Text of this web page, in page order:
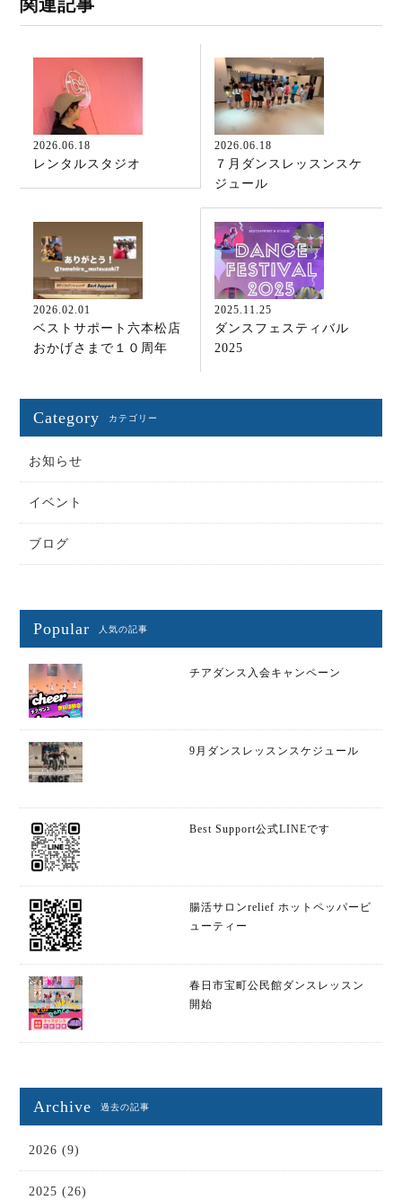
関連記事
2026.06.18
レンタルスタジオ
2026.06.18
７月ダンスレッスンスケ
ジュール
2026.02.01
ベストサポート六本松店
おかげさまで１０周年
2025.11.25
ダンスフェスティバル
2025
Category カテゴリー
お知らせ
イベント
ブログ
Popular 人気の記事
チアダンス入会キャンペーン
9月ダンスレッスンスケジュール
Best Support公式LINEです
腸活サロンrelief ホットペッパービ
ューティー
春日市宝町公民館ダンスレッスン
開始
Archive 過去の記事
2026 (9)
2025 (26)